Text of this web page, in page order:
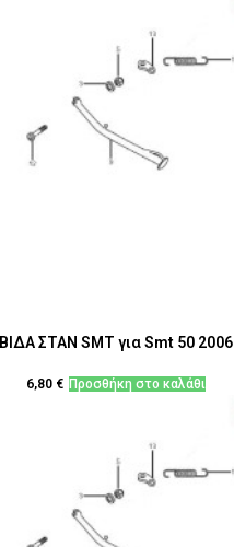
ΒΙΔΑ ΣΤΑΝ SMT για Smt 50 2006
6,80 € Προσθήκη στο καλάθι